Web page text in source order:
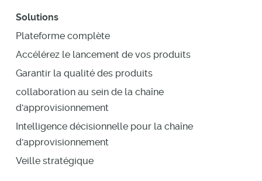
Solutions
Plateforme complète
Accélérez le lancement de vos produits
Garantir la qualité des produits
collaboration au sein de la chaîne
d'approvisionnement
Intelligence décisionnelle pour la chaîne
d'approvisionnement
Veille stratégique